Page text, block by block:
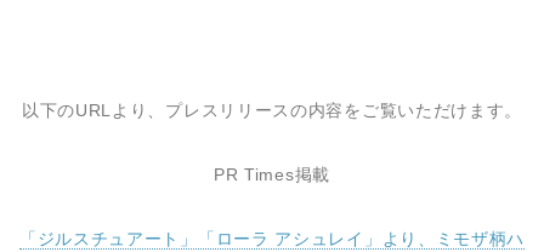
以下のURLより、プレスリリースの内容をご覧いただけます。
PRTimes掲載
「ジルスチュアート」「ローラ アシュレイ」より、ミモザ柄ハ